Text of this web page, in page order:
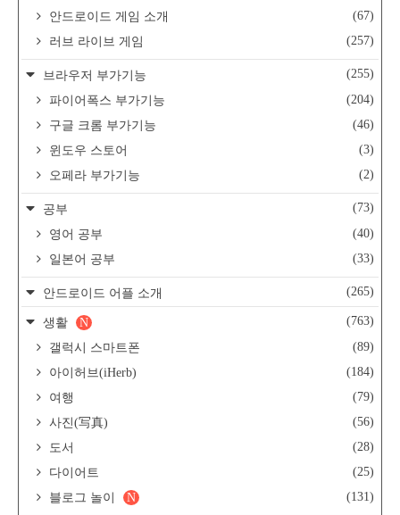
안드로이드 게임 소개
(67)
러브 라이브 게임
(257)
브라우저 부가기능
(255)
파이어폭스 부가기능
(204)
구글 크롬 부가기능
(46)
윈도우 스토어
(3)
오페라 부가기능
(2)
공부
(73)
영어 공부
(40)
일본어 공부
(33)
안드로이드 어플 소개 (265)
생활 (763)
N
갤럭시 스마트폰
(89)
아이허브(iHerb)
(184)
여행
(79)
사진(写真)
(56)
도서
(28)
다이어트
(25)
블로그 놀이
(131)
N